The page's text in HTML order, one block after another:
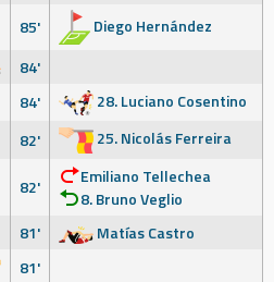
85'
Diego Hernández
84'
84'
28. Luciano Cosentino
82'
25. Nicolás Ferreira
82'
Emiliano Tellechea
8. Bruno Veglio
81'
Matías Castro
81'